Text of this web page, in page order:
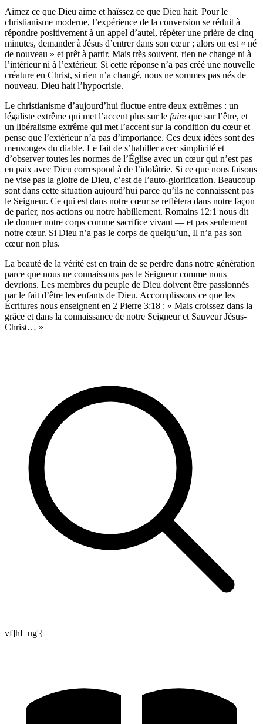
Aimez ce que Dieu aime et haïssez ce que Dieu hait. Pour le
christianisme moderne, l’expérience de la conversion se réduit à
répondre positivement à un appel d’autel, répéter une prière de cinq
minutes, demander à Jésus d’entrer dans son cœur ; alors on est « né
de nouveau » et prêt à partir. Mais très souvent, rien ne change ni à
l’intérieur ni à l’extérieur. Si cette réponse n’a pas créé une nouvelle
créature en Christ, si rien n’a changé, nous ne sommes pas nés de
nouveau. Dieu hait l’hypocrisie.
Le christianisme d’aujourd’hui fluctue entre deux extrêmes : un
légaliste extrême qui met l’accent plus sur le faire que sur l’être, et
un libéralisme extrême qui met l’accent sur la condition du cœur et
pense que l’extérieur n’a pas d’importance. Ces deux idées sont des
mensonges du diable. Le fait de s’habiller avec simplicité et
d’observer toutes les normes de l’Église avec un cœur qui n’est pas
en paix avec Dieu correspond à de l’idolâtrie. Si ce que nous faisons
ne vise pas la gloire de Dieu, c’est de l’auto-glorification. Beaucoup
sont dans cette situation aujourd’hui parce qu’ils ne connaissent pas
le Seigneur. Ce qui est dans notre cœur se reflètera dans notre façon
de parler, nos actions ou notre habillement. Romains 12:1 nous dit
de donner notre corps comme sacrifice vivant — et pas seulement
notre cœur. Si Dieu n’a pas le corps de quelqu’un, Il n’a pas son
cœur non plus.
La beauté de la vérité est en train de se perdre dans notre génération
parce que nous ne connaissons pas le Seigneur comme nous
devrions. Les membres du peuple de Dieu doivent être passionnés
par le fait d’être les enfants de Dieu. Accomplissons ce que les
Écritures nous enseignent en 2 Pierre 3:18 : « Mais croissez dans la
grâce et dans la connaissance de notre Seigneur et Sauveur Jésus-
Christ… »
vf]hL ug'{